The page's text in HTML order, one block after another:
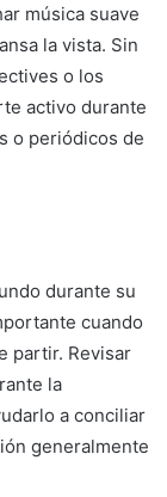
música suave
la vista. Sin
o los
activo durante
o periódicos de
durante su
cuando
partir. Revisar
la
a conciliar
generalmente